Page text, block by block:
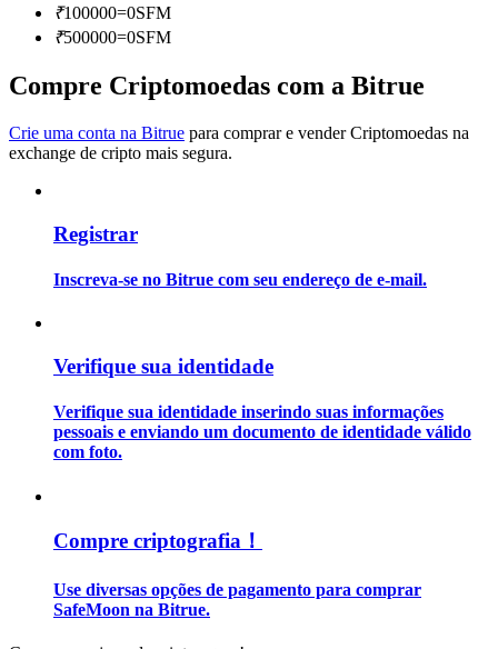
Guia para iniciantes em futuros
Estratégias de negociação
₹100000=0SFM
₹500000=0SFM
Compre Criptomoedas com a Bitrue
Crie uma conta na Bitrue para comprar e vender Criptomoedas na
exchange de cripto mais segura.
Registrar
Inscreva-se no Bitrue com seu endereço de e-mail.
Verifique sua identidade
Verifique sua identidade inserindo suas informações
pessoais e enviando um documento de identidade válido
com foto.
Compre criptografia！
Use diversas opções de pagamento para comprar
SafeMoon na Bitrue.